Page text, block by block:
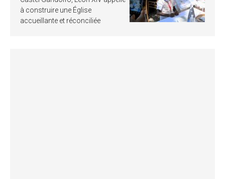
à construire une Église
accueillante et réconciliée